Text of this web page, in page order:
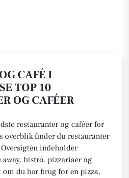
CAFÉ I
TOP 10
OG CAFÉER
restauranter og caféer for
overblik finder du restauranter
indeholder
away, bistro, pizzariaer og
om du har brug for en pizza,